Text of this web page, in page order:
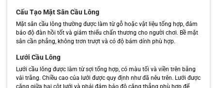
Cấu Tạo Mặt Sân Cầu Lông
Mặt sân cầu lông thường được làm từ gỗ hoặc vật liệu tổng hợp, đảm
bảo độ đàn hồi tốt và giảm thiểu chấn thương cho người chơi. Bề mặt
sân cần phẳng, không trơn trượt và có độ bám dính phù hợp.
Lưới Cầu Lông
Lưới cầu lông được làm từ sợi tổng hợp, có màu tối và viền trên bằng
vải trắng. Chiều cao của lưới được quy định như đã nêu trên. Lưới được
căng giữa hai cột lưới và phải đảm bảo độ căng thẳng phù hợp để